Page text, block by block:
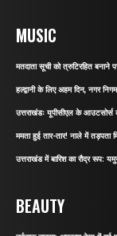
MUSIC
मतदाता सूची को त्रुटिरहित
हल्द्वानी के लिए अहम दिन, नगर
उत्तराखंडः यूपीसीएल के आउटसोर्स
ममता हुई तार-तार! नाले में तड़पता
उत्तराखंड में बारिश का रौद्र रूप:
BEAUTY